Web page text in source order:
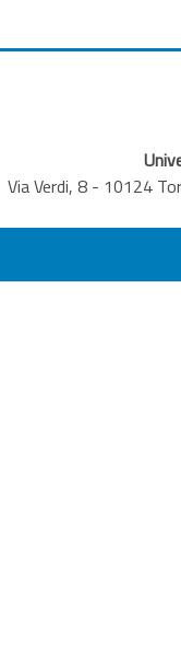
Via Verdi, 8 - 10124